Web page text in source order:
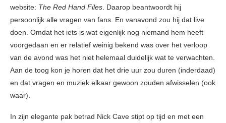
website: The Red Hand Files. Daarop beantwoordt hij
persoonlijk alle vragen van fans. En vanavond zou hij dat live
doen. Omdat het iets is wat eigenlijk nog niemand hem heeft
voorgedaan en er relatief weinig bekend was over het verloop
van de avond was het niet helemaal duidelijk wat te verwachten.
Aan de toog kon je horen dat het drie uur zou duren (inderdaad)
en dat vragen en muziek elkaar gewoon zouden afwisselen (ook
waar).
In zijn elegante pak betrad Nick Cave stipt op tijd en met een